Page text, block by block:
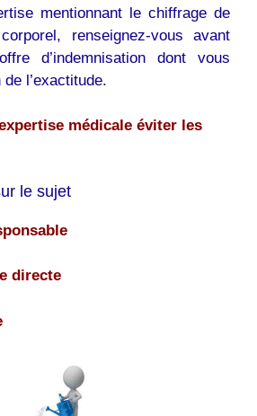
mentionnant le chiffrage de
renseignez-vous avant
d’indemnisation dont vous
l’exactitude.
médicale éviter les
le sujet
directe